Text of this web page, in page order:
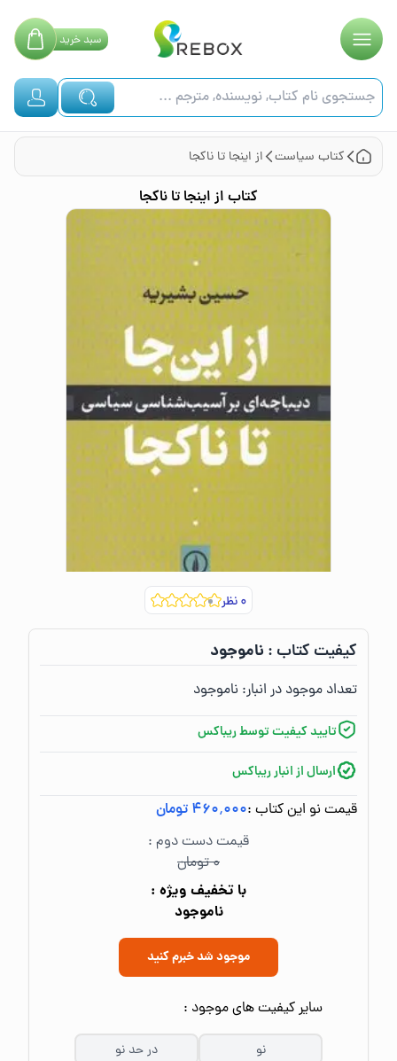
سبدخرید
کتاب سیاست از اینجا تا ناکجا
کتاب از اینجا تا ناکجا
۰نظر
کیفیت کتاب :‌ ناموجود
تعداد موجود در انبار:‌ ناموجود
تایید کیفیت توسط ریباکس
ارسال از انبار ریباکس
قیمت نو این کتاب :۴۶۰٬۰۰۰ تومان
قیمت دست دوم :
۰ تومان
با تخفیف ویژه :
ناموجود
موجود شد خبرم کنید
سایر کیفیت های موجود :
نو
در حد نو